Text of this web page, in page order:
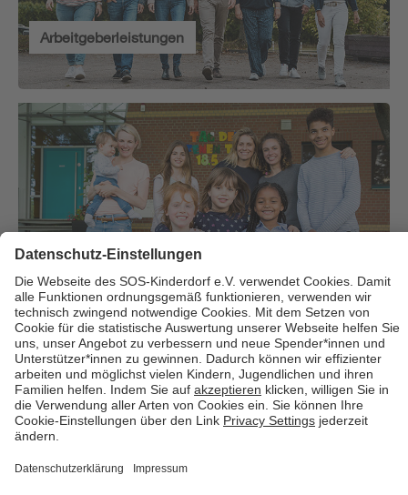
Arbeitgeberleistungen